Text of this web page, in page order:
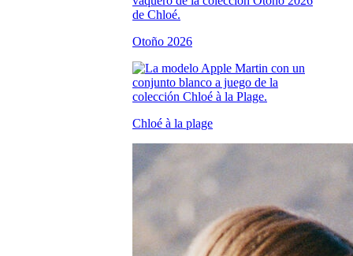
Otoño 2026
Chloé à la plage